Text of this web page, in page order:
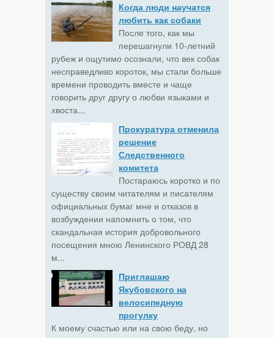
Когда люди научатся
любить как собаки
После того, как мы
перешагнули 10-летний
рубеж и ощутимо осознали, что век собак
несправедливо короток, мы стали больше
времени проводить вместе и чаще
говорить друг другу о любви языками и
хвоста...
Прокуратура отменила
решение
Следственного
комитета
Постараюсь коротко и по
существу своим читателям и писателям
официальных бумаг мне и отказов в
возбуждении напомнить о том, что
скандальная история добровольного
посещения мною Ленинского РОВД 28
м...
Приглашаю
Якубовского на
велосипедную
прогулку
К моему счастью или на свою беду, но